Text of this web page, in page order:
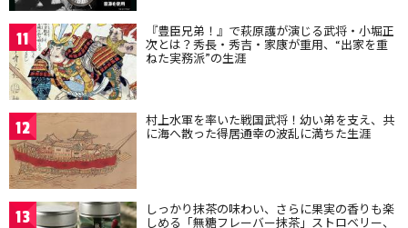
11 『豊臣兄弟！』で萩原護が演じる武将・小堀正
次とは？秀長・秀吉・家康が重用、“出家を重
ねた実務派”の生涯
12 村上水軍を率いた戦国武将！幼い弟を支え、共
に海へ散った得居通幸の波乱に満ちた生涯
13 しっかり抹茶の味わい、さらに果実の香りも楽
しめる「無糖フレーバー抹茶」ストロベリー、